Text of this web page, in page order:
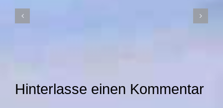
18.06.26
Hinterlasse einen Kommentar